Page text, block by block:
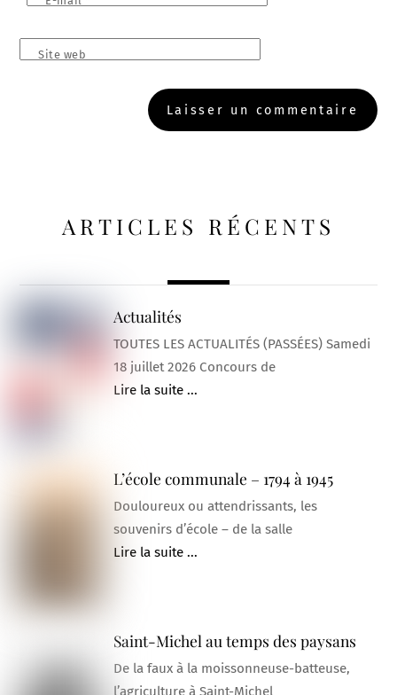
Site web
ARTICLES RÉCENTS
Actualités
TOUTES LES ACTUALITÉS (PASSÉES) Samedi
18 juillet 2026 Concours de
Lire la suite ...
L’école communale – 1794 à 1945
Douloureux ou attendrissants, les
souvenirs d’école – de la salle
Lire la suite ...
Saint-Michel au temps des paysans
De la faux à la moissonneuse-batteuse,
l’agriculture à Saint-Michel